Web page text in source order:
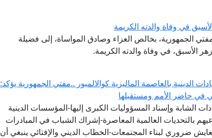
في وفاة والدته الكريمة
الجمهورية، بخالص العزاء وصادق المواساة، إلى فضيلة
الأسبق، في وفاة والدته الكريمة.
الدينية بالعاصمة الماليزية كوالالمبور ..مفتي الجمهورية يؤكد:
في حاضر الأمم ومستقبلها
الشابة وإسناد المسؤوليات الكبرى إليها-المؤسسات الدينية
بالتحديات العالمية المعاصرة-إشراك الشباب في المبادرات
ضروري لبناء المجتمعات-الخطاب الديني والإفتائي ينبغي أن